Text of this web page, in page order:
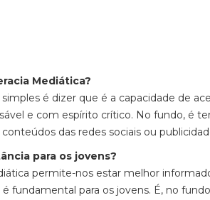
Mediática?
é dizer que é a capacidade de
e com espírito crítico. No fundo, é
das redes sociais ou
para os jovens?
permite-nos estar melhor
é fundamental para os jovens. É, no